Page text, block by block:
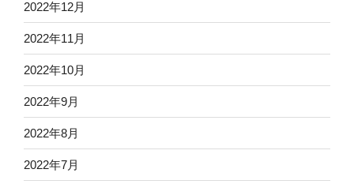
2022年12月
2022年11月
2022年10月
2022年9月
2022年8月
2022年7月